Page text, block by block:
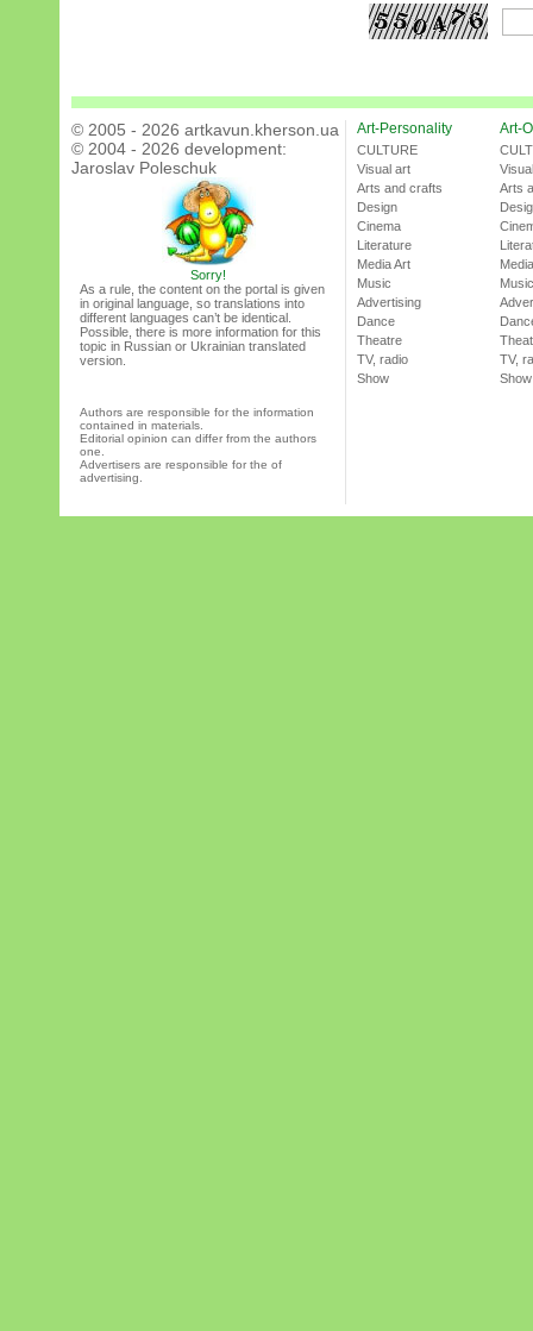
© 2005 - 2026 artkavun.kherson.ua
© 2004 - 2026 development:
Jaroslav Poleschuk
Sorry!
As a rule, the content on the portal is given
in original language, so translations into
different languages can’t be identical.
Possible, there is more information for this
topic in Russian or Ukrainian translated
version.
Authors are responsible for the information
contained in materials.
Editorial opinion can differ from the authors
one.
Advertisers are responsible for the of
advertising.
Art-Personality
CULTURE
Visual art
Arts and crafts
Design
Cinema
Literature
Media Art
Music
Advertising
Dance
Theatre
TV, radio
Show
Art-
Arts
Music
TV,
Show